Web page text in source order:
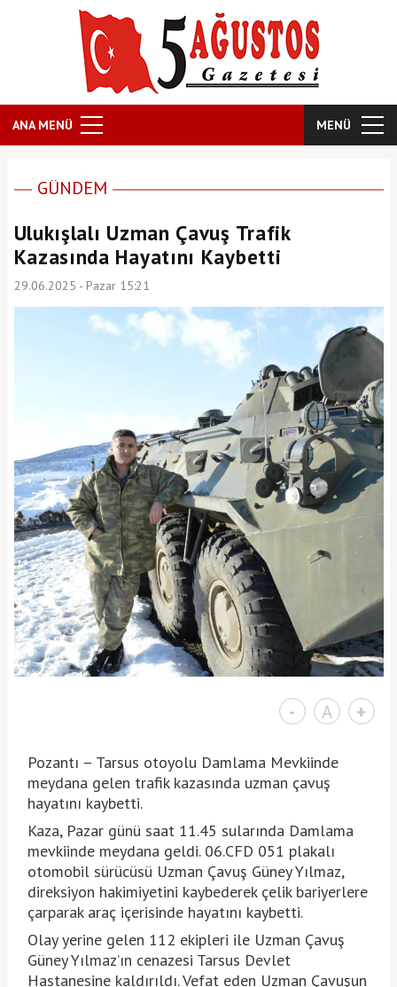
ANA MENÜ MENÜ
GÜNDEM
Ulukışlalı Uzman Çavuş Trafik
Kazasında Hayatını Kaybetti
29.06.2025 - Pazar 15:21
- A +
Pozantı – Tarsus otoyolu Damlama Mevkiinde
meydana gelen trafik kazasında uzman çavuş
hayatını kaybetti.
Kaza, Pazar günü saat 11.45 sularında Damlama
mevkiinde meydana geldi. 06.CFD 051 plakalı
otomobil sürücüsü Uzman Çavuş Güney Yılmaz,
direksiyon hakimiyetini kaybederek çelik bariyerlere
çarparak araç içerisinde hayatını kaybetti.
Olay yerine gelen 112 ekipleri ile Uzman Çavuş
Güney Yılmaz’ın cenazesi Tarsus Devlet
Hastanesine kaldırıldı. Vefat eden Uzman Çavuşun